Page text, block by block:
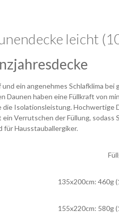
leicht
ein angenehmes Schlafklima
haben eine Füllkraft von
Isolationsleistung.
Verrutschen der Füllung,
Hausstauballergiker.
135x200cm: 460g
155x220cm: 580g